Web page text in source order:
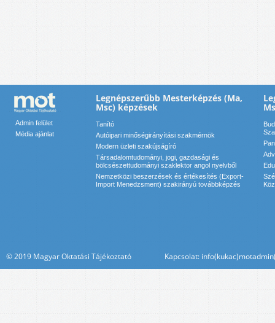
Admin felület
Média ajánlat
Legnépszerűbb Mesterképzés (Ma,
Msc) képzések
Tanító
Autóipari minőségirányítási szakmérnök
Modern üzleti szakújságíró
Társadalomtudományi, jogi, gazdasági és
bölcsészettudományi szaklektor angol nyelvből
Nemzetközi beszerzések és értékesítés (Export-
Import Menedzsment) szakirányú továbbképzés
© 2019 Magyar Oktatási Tájékoztató Kapcsolat: